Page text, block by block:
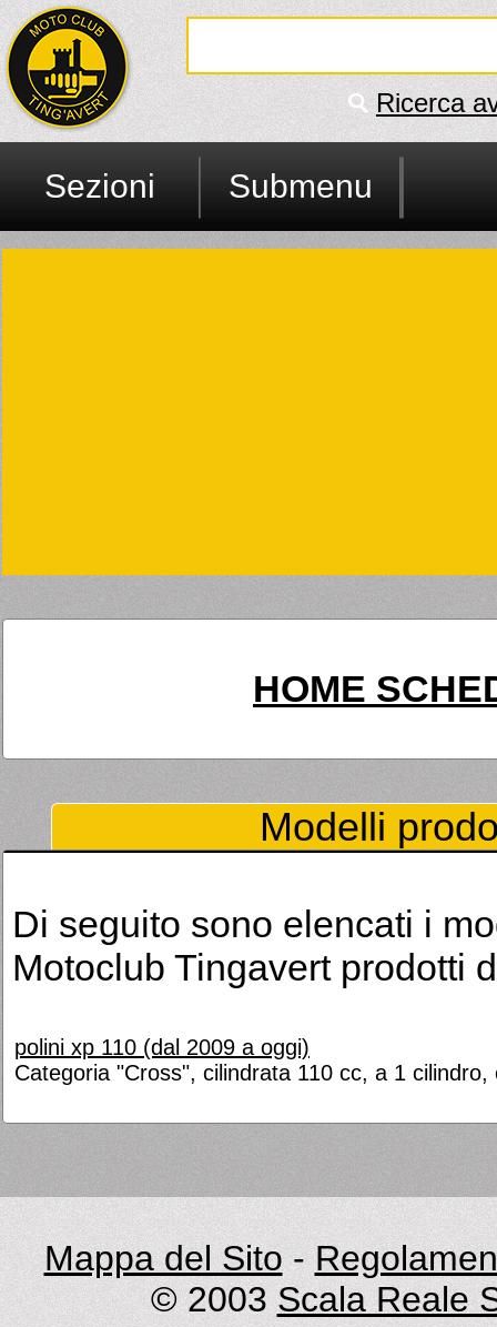
Ricerca
Sezioni Submenu
HOME
Modelli
Di seguito sono elencati i
Motoclub Tingavert prodotti
polini xp 110 (dal 2009 a oggi)
Categoria "Cross", cilindrata 110 cc, a 1 cilindro,
Mappa del Sito -
© 2003 Scala Reale